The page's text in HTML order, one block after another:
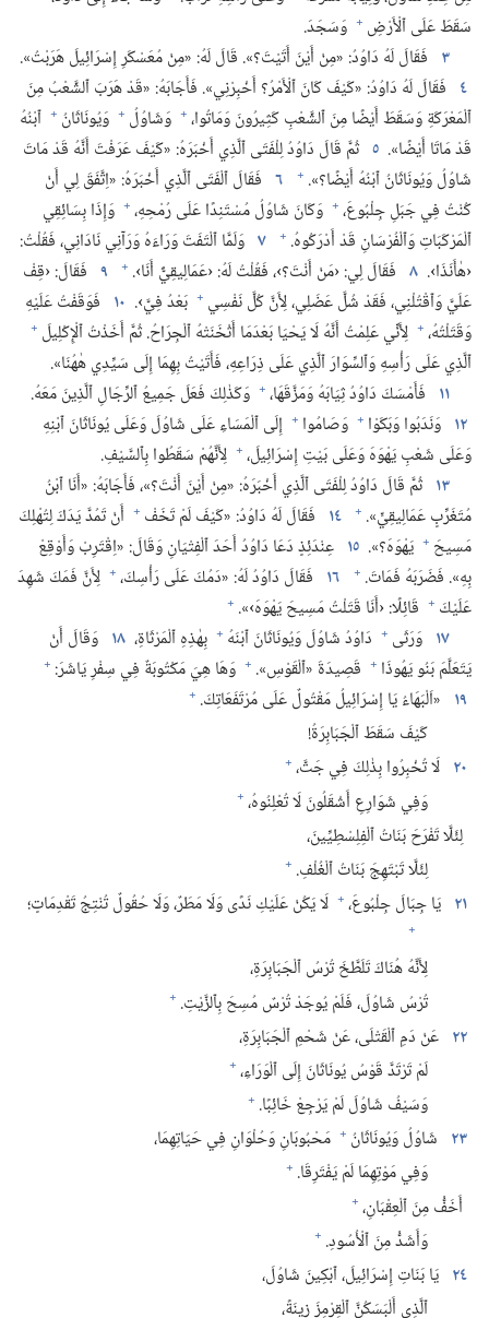
سَقَطَ عَلَى ٱلْأَرْضِ + وَسَجَدَ.‏
٣ فَقَالَ لَهُ دَاوُدُ:‏ «مِنْ أَيْنَ أَتَيْتَ؟‏».‏ قَالَ لَهُ:‏ «مِنْ مُعَسْكَرِ إِسْرَائِيلَ هَرَبْتُ».‏
٤ فَقَالَ لَهُ دَاوُدُ:‏ «كَيْفَ كَانَ ٱلْأَمْرُ؟‏ أَخْبِرْنِي».‏ فَأَجَابَهُ:‏ «قَدْ هَرَبَ ٱلشَّعْبُ مِنَ
ٱلْمَعْرَكَةِ وَسَقَطَ أَيْضًا مِنَ ٱلشَّعْبِ كَثِيرُونَ وَمَاتُوا،‏ + وَشَاوُلُ + وَيُونَاثَانُ + ٱبْنُهُ
قَدْ مَاتَا أَيْضًا».‏ ٥ ثُمَّ قَالَ دَاوُدُ لِلْفَتَى ٱلَّذِي أَخْبَرَهُ:‏ «كَيْفَ عَرَفْتَ أَنَّهُ قَدْ مَاتَ
شَاوُلُ وَيُونَاثَانُ ٱبْنُهُ أَيْضًا؟‏».‏ + ٦ فَقَالَ ٱلْفَتَى ٱلَّذِي أَخْبَرَهُ:‏ «اِتَّفَقَ لِي أَنْ
كُنْتُ فِي جَبَلِ جِلْبُوعَ،‏ + وَكَانَ شَاوُلُ مُسْتَنِدًا عَلَى رُمْحِهِ،‏ + وَإِذَا بِسَائِقِي
ٱلْمَرْكَبَاتِ وَٱلْفُرْسَانِ قَدْ أَدْرَكُوهُ.‏ + ٧ وَلَمَّا ٱلْتَفَتَ وَرَاءَهُ وَرَآنِي نَادَانِي،‏ فَقُلْتُ:‏
‹هٰأَنَذَا›.‏ ٨ فَقَالَ لِي:‏ ‹مَنْ أَنْتَ؟‏›،‏ فَقُلْتُ لَهُ:‏ ‹عَمَالِيقِيٌّ أَنَا›.‏ + ٩ فَقَالَ:‏ ‹قِفْ
عَلَيَّ وَٱقْتُلْنِي،‏ فَقَدْ شُلَّ عَضَلِي،‏ لِأَنَّ كُلَّ نَفْسِي + بَعْدُ فِيَّ›.‏ ١٠ فَوَقَفْتُ عَلَيْهِ
وَقَتَلْتُهُ،‏ + لِأَنِّي عَلِمْتُ أَنَّهُ لَا يَحْيَا بَعْدَمَا أَثْخَنَتْهُ ٱلْجِرَاحُ.‏ ثُمَّ أَخَذْتُ ٱلْإِكْلِيلَ +
ٱلَّذِي عَلَى رَأْسِهِ وَٱلسِّوَارَ ٱلَّذِي عَلَى ذِرَاعِهِ،‏ فَأَتَيْتُ بِهِمَا إِلَى سَيِّدِي هٰهُنَا».‏
١١ فَأَمْسَكَ دَاوُدُ ثِيَابَهُ وَمَزَّقَهَا،‏ + وَكَذٰلِكَ فَعَلَ جَمِيعُ ٱلرِّجَالِ ٱلَّذِينَ مَعَهُ.‏
١٢ وَنَدَبُوا وَبَكَوْا + وَصَامُوا + إِلَى ٱلْمَسَاءِ عَلَى شَاوُلَ وَعَلَى يُونَاثَانَ ٱبْنِهِ
وَعَلَى شَعْبِ يَهْوَهَ وَعَلَى بَيْتِ إِسْرَائِيلَ،‏ + لِأَنَّهُمْ سَقَطُوا بِٱلسَّيْفِ.‏
١٣ ثُمَّ قَالَ دَاوُدُ لِلْفَتَى ٱلَّذِي أَخْبَرَهُ:‏ «مِنْ أَيْنَ أَنْتَ؟‏»،‏ فَأَجَابَهُ:‏ «أَنَا ٱبْنُ
مُتَغَرِّبٍ عَمَالِيقِيٍّ».‏ + ١٤ فَقَالَ لَهُ دَاوُدُ:‏ «كَيْفَ لَمْ تَخَفْ + أَنْ تَمُدَّ يَدَكَ لِتُهْلِكَ
مَسِيحَ + يَهْوَهَ؟‏».‏ ١٥ عِنْدَئِذٍ دَعَا دَاوُدُ أَحَدَ ٱلْفِتْيَانِ وَقَالَ:‏ «اِقْتَرِبْ وَأَوْقِعْ
بِهِ».‏ فَضَرَبَهُ فَمَاتَ.‏ + ١٦ فَقَالَ دَاوُدُ لَهُ:‏ «دَمُكَ عَلَى رَأْسِكَ،‏ + لِأَنَّ فَمَكَ شَهِدَ
عَلَيْكَ + قَائِلًا:‏ ‹أَنَا قَتَلْتُ مَسِيحَ يَهْوَهَ›».‏ +
١٧ وَرَثَى + دَاوُدُ شَاوُلَ وَيُونَاثَانَ ٱبْنَهُ + بِهٰذِهِ ٱلْمَرْثَاةِ،‏ ١٨ وَقَالَ أَنْ
يَتَعَلَّمَ بَنُو يَهُوذَا + قَصِيدَةَ «ٱلْقَوْسِ».‏ + وَهَا هِيَ مَكْتُوبَةٌ فِي سِفْرِ يَاشَرَ:‏ +
١٩ ‏«اَلْبَهَاءُ يَا إِسْرَائِيلُ مَقْتُولٌ عَلَى مُرْتَفَعَاتِكَ.‏ +
كَيْفَ سَقَطَ ٱلْجَبَابِرَةُ!‏
٢٠ لَا تُخْبِرُوا بِذٰلِكَ فِي جَتَّ،‏ +
وَفِي شَوَارِعِ أَشْقَلُونَ لَا تُعْلِنُوهُ،‏ +
لِئَلَّا تَفْرَحَ بَنَاتُ ٱلْفِلِسْطِيِّينَ،‏
لِئَلَّا تَبْتَهِجَ بَنَاتُ ٱلْغُلْفِ.‏ +
٢١ يَا جِبَالَ جِلْبُوعَ،‏ + لَا يَكُنْ عَلَيْكِ نَدًى وَلَا مَطَرٌ،‏ وَلَا حُقُولٌ تُنْتِجُ تَقْدِمَاتٍ؛‏
+
لِأَنَّهُ هُنَاكَ تَلَطَّخَ تُرْسُ ٱلْجَبَابِرَةِ،‏
تُرْسُ شَاوُلَ،‏ فَلَمْ يُوجَدْ تُرْسٌ مُسِحَ بِٱلزَّيْتِ.‏ +
٢٢ عَنْ دَمِ ٱلْقَتْلَى،‏ عَنْ شَحْمِ ٱلْجَبَابِرَةِ،‏
لَمْ تَرْتَدَّ قَوْسُ يُونَاثَانَ إِلَى ٱلْوَرَاءِ،‏ +
وَسَيْفُ شَاوُلَ لَمْ يَرْجِعْ خَائِبًا.‏ +
٢٣ شَاوُلُ وَيُونَاثَانُ + مَحْبُوبَانِ وَحُلْوَانِ فِي حَيَاتِهِمَا،‏
وَفِي مَوْتِهِمَا لَمْ يَفْتَرِقَا.‏ +
أَخَفُّ مِنَ ٱلْعِقْبَانِ،‏ +
وَأَشَدُّ مِنَ ٱلْأُسُودِ.‏ +
٢٤ يَا بَنَاتِ إِسْرَائِيلَ،‏ ٱبْكِينَ شَاوُلَ،‏
ٱلَّذِي أَلْبَسَكُنَّ ٱلْقِرْمِزَ زِينَةً،‏